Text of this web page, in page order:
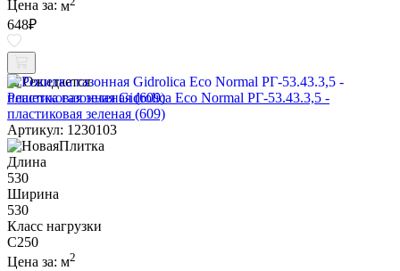
Цена за: м
648₽
Ожидается
Решетка газонная Gidrolica Eco Normal РГ-53.43.3,5 -
пластиковая зеленая (609)
Артикул: 1230103
Длина
530
Ширина
530
Класс нагрузки
C250
Цена за: м2